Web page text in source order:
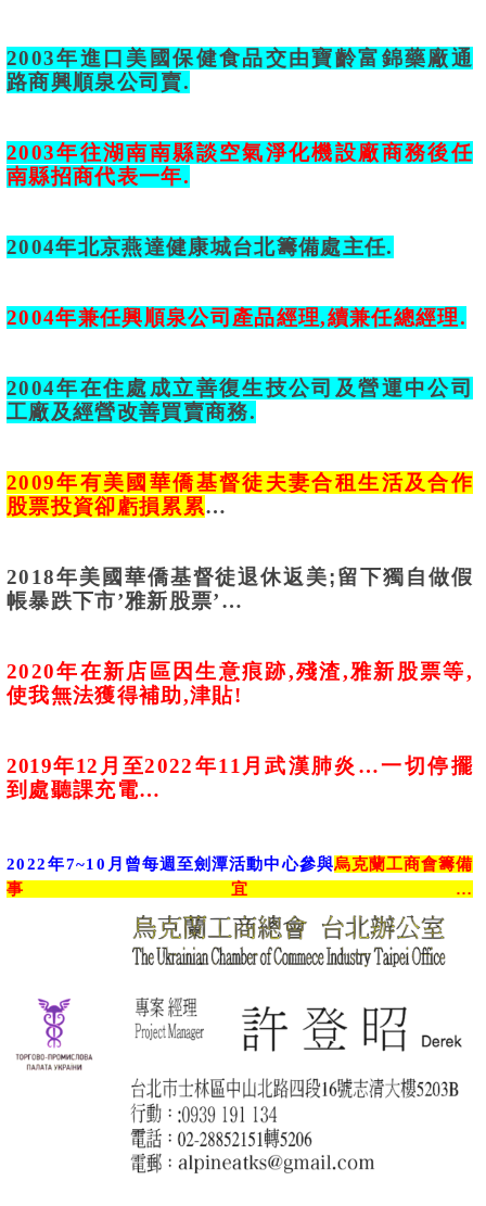
2003年進口美國保健食品交由寶齡富錦藥廠通
路商興順泉公司賣.
2003年往湖南南縣談空氣淨化機設廠商務後任
南縣招商代表一年.
2004年北京燕達健康城台北籌備處主任.
2004年兼任興順泉公司產品經理,續兼任總經理.
2004年在住處成立善復生技公司及營運中公司
工廠及經營改善買賣商務.
2009年有美國華僑基督徒夫妻合租生活及合作
股票投資卻虧損累累…
2018年美國華僑基督徒退休返美;留下獨自做假
帳暴跌下市’雅新股票’…
2020年在新店區因生意痕跡,殘渣,雅新股票等,
使我無法獲得補助,津貼!
2019年12 月至2022年11 月武漢肺炎 …一切停擺
到處聽課充電…
2022年7~10 月曾每週至劍潭活動中心參與烏克蘭工商會籌備
事宜 …